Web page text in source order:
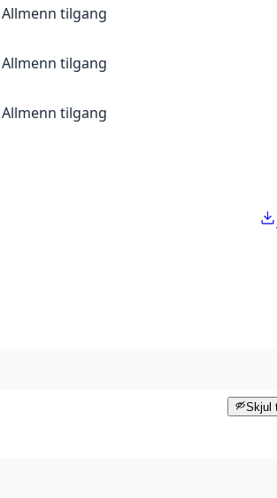
Allmenn tilgang
Allmenn tilgang
Allmenn tilgang
Skjul